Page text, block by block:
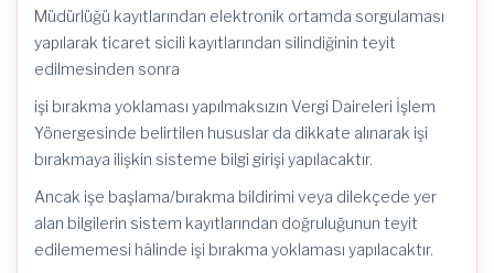
Müdürlüğü kayıtlarından elektronik ortamda sorgulaması
yapılarak ticaret sicili kayıtlarından silindiğinin teyit
edilmesinden sonra
işi bırakma yoklaması yapılmaksızın Vergi Daireleri İşlem
Yönergesinde belirtilen hususlar da dikkate alınarak işi
bırakmaya ilişkin sisteme bilgi girişi yapılacaktır.
Ancak işe başlama/bırakma bildirimi veya dilekçede yer
alan bilgilerin sistem kayıtlarından doğruluğunun teyit
edilememesi hâlinde işi bırakma yoklaması yapılacaktır.